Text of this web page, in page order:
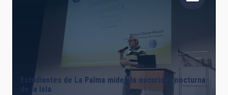
Estudiantes de La Palma miden la oscuridad nocturna
de la Isla